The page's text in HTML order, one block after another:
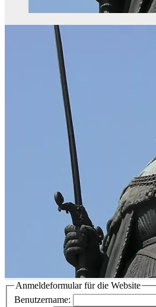
Anmeldeformular für die Website
Benutzername: